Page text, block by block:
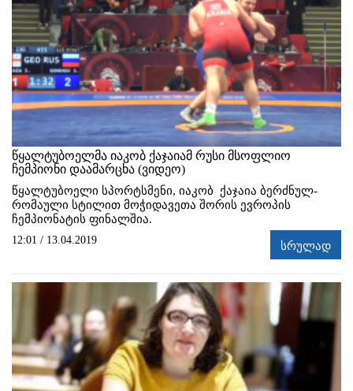
წყალტუბოელმა იაკობ ქაჯაიამ რუსი მსოფლიო
ჩემპიონი დაამარცხა (ვიდეო)
წყალტუბოელი სპორტსმენი, იაკობ ქაჯაია ბერძნულ-
რომაული სტილით მოჭიდავეთა შორის ევროპის
ჩემპიონატის ფინალშია.
12:01 / 13.04.2019 სრულად